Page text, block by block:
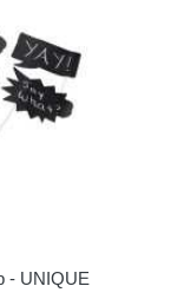
- UNIQUE